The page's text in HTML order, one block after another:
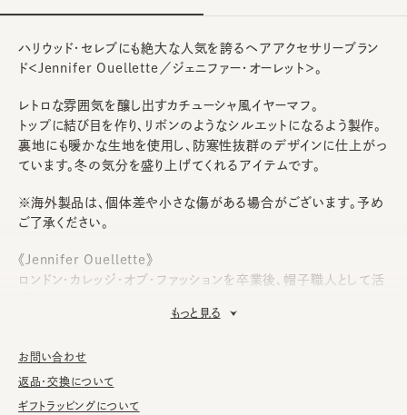
ハリウッド・セレブにも絶大な人気を誇るヘアアクセサリーブラン
ド＜Jennifer Ouellette／ジェニファー・オーレット＞。
レトロな雰囲気を醸し出すカチューシャ風イヤーマフ。
トップに結び目を作り、リボンのようなシルエットになるよう製作。
裏地にも暖かな生地を使用し、防寒性抜群のデザインに仕上がっ
ています。冬の気分を盛り上げてくれるアイテムです。
※海外製品は、個体差や小さな傷がある場合がございます。予め
ご了承ください。
《Jennifer Ouellette》
ロンドン・カレッジ・オブ・ファッションを卒業後、帽子職人として活
アクセサリーブランド。母親が経営していたヴィンテージで培われ
なへアーバンドアクセサリー。ヴィンテージファッションに対する情
熱を現代のニューヨークスタイルに落とし込んだそのデザインは
活力と革新性に満ちあふれ、世界の一流ファッション誌にも掲載さ
もっと見る
お問い合わせ
返品・交換について
ギフトラッピングについて